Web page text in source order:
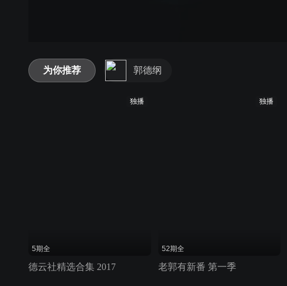
为你推荐 郭德纲
独播
5期全
德云社精选合集 2017
独播
52期全
老郭有新番 第一季